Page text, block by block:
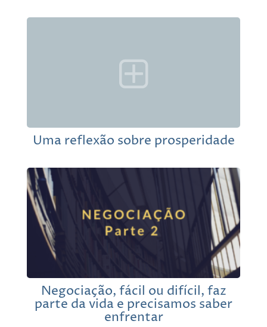
Uma reflexão sobre prosperidade
Negociação, fácil ou difícil, faz
parte da vida e precisamos saber
enfrentar